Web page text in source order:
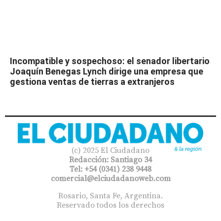
Incompatible y sospechoso: el senador libertario
Joaquín Benegas Lynch dirige una empresa que
gestiona ventas de tierras a extranjeros
(c) 2025 El Ciudadano
Redacción: Santiago 34
Tel: +54 (0341) 238 9448
comercial@elciudadanoweb.com​
Rosario, Santa Fe, Argentina.
Reservado todos los derechos